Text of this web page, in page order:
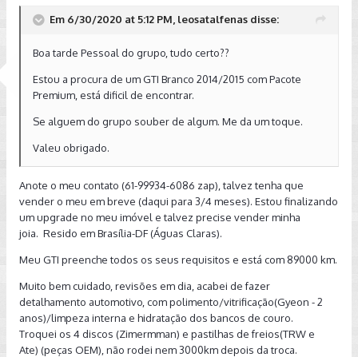
Em 6/30/2020 at 5:12 PM, leosatalfenas disse:
Boa tarde Pessoal do grupo, tudo certo??
Estou a procura de um GTI Branco 2014/2015 com Pacote
Premium, está dificil de encontrar.
Se alguem do grupo souber de algum. Me da um toque.
Valeu obrigado.
Anote o meu contato (61-99934-6086 zap), talvez tenha que
vender o meu em breve (daqui para 3/4 meses). Estou finalizando
um upgrade no meu imóvel e talvez precise vender minha
joia. Resido em Brasília-DF (Águas Claras).
Meu GTI preenche todos os seus requisitos e está com 89000 km.
Muito bem cuidado, revisões em dia, acabei de fazer
detalhamento automotivo, com polimento/vitrificação(Gyeon - 2
anos)/limpeza interna e hidratação dos bancos de couro.
Troquei os 4 discos (Zimermman) e pastilhas de freios(TRW e
Ate) (peças OEM), não rodei nem 3000km depois da troca.